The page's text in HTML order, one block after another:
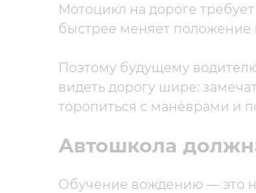
Мотоцикл на дороге
быстрее меняет положение
Поэтому будущему
видеть дорогу шире:
торопиться с манёврами и
Автошкола
Обучение вождению — это